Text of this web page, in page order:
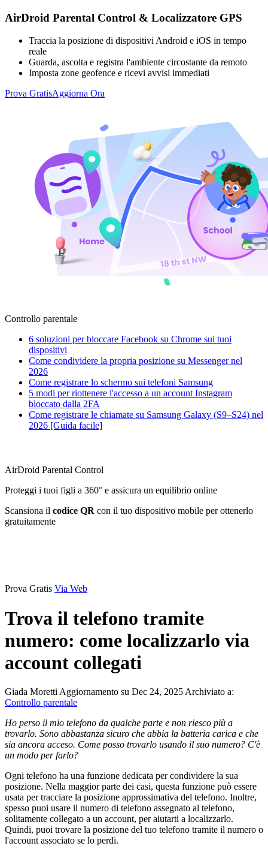
AirDroid Parental Control & Localizzatore GPS
Traccia la posizione di dispositivi Android e iOS in tempo
reale
Guarda, ascolta e registra l'ambiente circostante da remoto
Imposta zone geofence e ricevi avvisi immediati
Prova GratisAggiorna Ora
Controllo parentale
6 soluzioni per bloccare Facebook su Chrome sui tuoi
dispositivi
Come condividere la propria posizione su Messenger nel
2026
Come registrare lo schermo sui telefoni Samsung
5 modi per riottenere l'accesso a un account Instagram
bloccato dalla 2FA
Come registrare le chiamate su Samsung Galaxy (S9–S24) nel
2026 [Guida facile]
AirDroid Parental Control
Proteggi i tuoi figli a 360° e assicura un equilibrio online
Scansiona il codice QR con il tuo dispositivo mobile per ottenerlo
gratuitamente
Prova Gratis Via Web
Trova il telefono tramite
numero: come localizzarlo via
account collegati
Giada Moretti Aggiornamento su Dec 24, 2025 Archiviato a:
Controllo parentale
Ho perso il mio telefono da qualche parte e non riesco più a
trovarlo. Sono abbastanza sicuro che abbia la batteria carica e che
sia ancora acceso. Come posso trovarlo usando il suo numero? C'è
un modo per farlo?
Ogni telefono ha una funzione dedicata per condividere la sua
posizione. Nella maggior parte dei casi, questa funzione può essere
usata per tracciare la posizione approssimativa del telefono. Inoltre,
spesso puoi usare il numero di telefono assegnato al telefono,
solitamente collegato a un account, per aiutarti a localizzarlo.
Quindi, puoi trovare la posizione del tuo telefono tramite il numero o
l'account associato se lo perdi.